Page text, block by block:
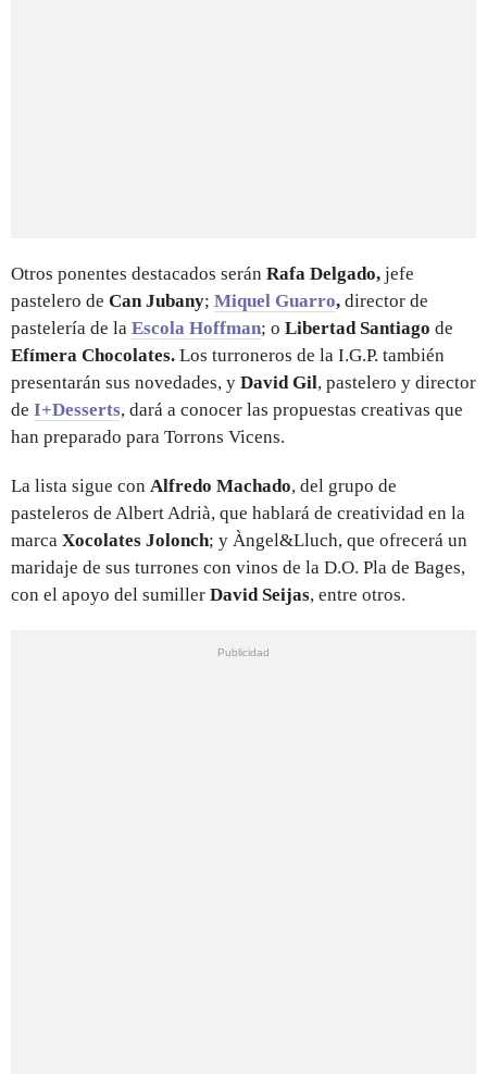
Otros ponentes destacados serán Rafa Delgado, jefe
pastelero de Can Jubany; Miquel Guarro, director de
pastelería de la Escola Hoffman; o Libertad Santiago de
Efímera Chocolates. Los turroneros de la I.G.P. también
presentarán sus novedades, y David Gil, pastelero y director
de I+Desserts, dará a conocer las propuestas creativas que
han preparado para Torrons Vicens.
La lista sigue con Alfredo Machado, del grupo de
pasteleros de Albert Adrià, que hablará de creatividad en la
marca Xocolates Jolonch; y Àngel&Lluch, que ofrecerá un
maridaje de sus turrones con vinos de la D.O. Pla de Bages,
con el apoyo del sumiller David Seijas, entre otros.